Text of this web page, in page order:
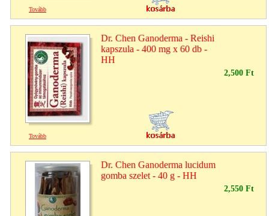
Tovább
Dr. Chen Ganoderma - Reishi
kapszula - 400 mg x 60 db -
HH
2,500 Ft
Tovább
Dr. Chen Ganoderma lucidum
gomba szelet - 40 g - HH
2,550 Ft